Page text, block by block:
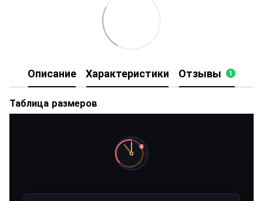
Описание Характеристики Отзывы 1
Таблица размеров